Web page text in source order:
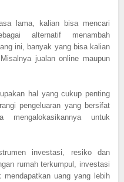
lama, kalian bisa mencari
alternatif menambah
ini, banyak yang bisa kalian
jualan online maupun
hal yang cukup penting
pengeluaran yang bersifat
untuk
investasi, resiko dan
rumah terkumpul, investasi
uang yang lebih